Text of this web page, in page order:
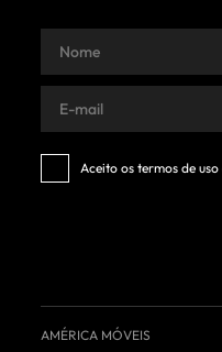
Aceito os termos de uso
AMÉRICA MÓVEIS